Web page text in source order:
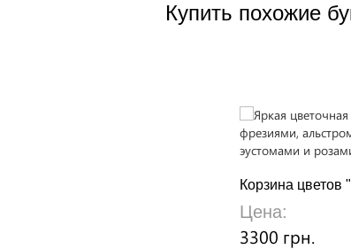
Купить похожие
Корзина цветов
Цена:
3300 грн.